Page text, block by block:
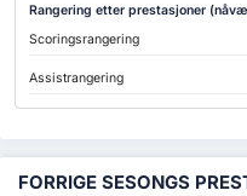
Rangering etter prestasjoner
Scoringsrangering
Assistrangering
FORRIGE SESONGS